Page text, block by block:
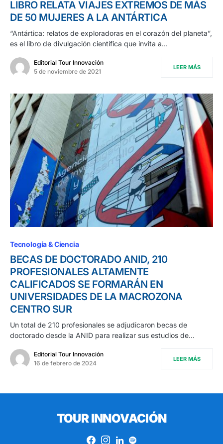
LIBRO RELATA VIAJES EXTREMOS DE MÁS
DE 50 MUJERES A LA ANTÁRTICA
“Antártica: relatos de exploradoras en el corazón del planeta”,
es el libro de divulgación científica que invita a…
Editorial Tour Innovación
5 de noviembre de 2021
LEER MÁS
Tecnología & Ciencia
BECAS DE DOCTORADO ANID, 210
PROFESIONALES ALTAMENTE
CALIFICADOS SE FORMARÁN EN
UNIVERSIDADES DE LA MACROZONA
CENTRO SUR
Un total de 210 profesionales se adjudicaron becas de
doctorado desde la ANID para realizar sus estudios de…
Editorial Tour Innovación
16 de febrero de 2024
LEER MÁS
TOUR INNOVACIÓN